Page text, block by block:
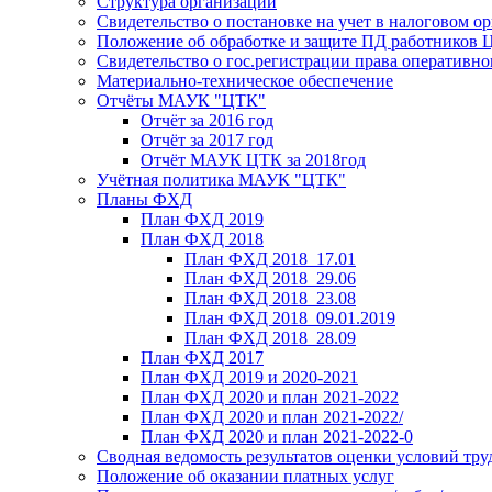
Свидетельство о постановке на учет в налоговом
Положение об обработке и защите ПД работников
Свидетельство о гос.регистрации права
Материально-техническое обеспечение
Отчёты МАУК "ЦТК"
Отчёт за 2016 год
Отчёт за 2017 год
Отчёт МАУК ЦТК за 2018год
Учётная политика МАУК "ЦТК"
Планы ФХД
План ФХД 2019
План ФХД 2018
План ФХД 2018_17.01
План ФХД 2018_29.06
План ФХД 2018_23.08
План ФХД 2018_09.01.2019
План ФХД 2018_28.09
План ФХД 2017
План ФХД 2019 и 2020-2021
План ФХД 2020 и план 2021-2022
План ФХД 2020 и план 2021-2022/
План ФХД 2020 и план 2021-2022-0
Сводная ведомость результатов оценки условий
Положение об оказании платных услуг